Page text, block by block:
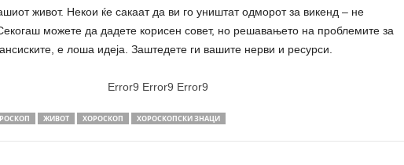
живот. Некои ќе сакаат да ви го уништат одморот за викенд – не
можете да дадете корисен совет, но решавањето на проблемите за
е лоша идеја. Заштедете ги вашите нерви и ресурси.
Error9 Error9 Error9
ЖИВОТ ХОРОСКОП ХОРОСКОПСКИ ЗНАЦИ